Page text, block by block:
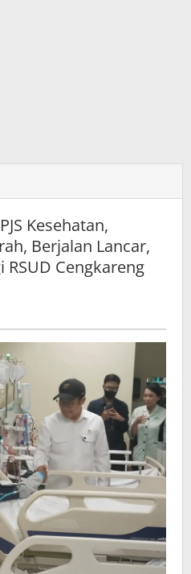
Kesehatan,
Berjalan Lancar,
Cengkareng